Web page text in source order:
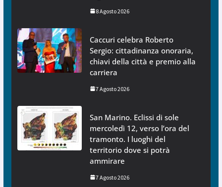
8 Agosto 2026
Caccuri celebra Roberto
Sergio: cittadinanza onoraria,
chiavi della città e premio alla
carriera
7 Agosto 2026
San Marino. Eclissi di sole
mercoledì 12, verso l’ora del
tramonto. I luoghi del
territorio dove si potrà
ammirare
7 Agosto 2026